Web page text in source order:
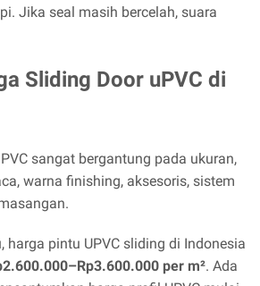
Jika seal masih bercelah, suara
Sliding Door uPVC di
sangat bergantung pada ukuran,
warna finishing, aksesoris, sistem
harga pintu UPVC sliding di Indonesia
per m². Ada